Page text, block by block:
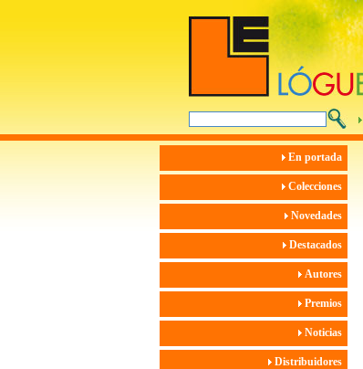
En portada
Colecciones
Novedades
Destacados
Autores
Premios
Noticias
Distribuidores